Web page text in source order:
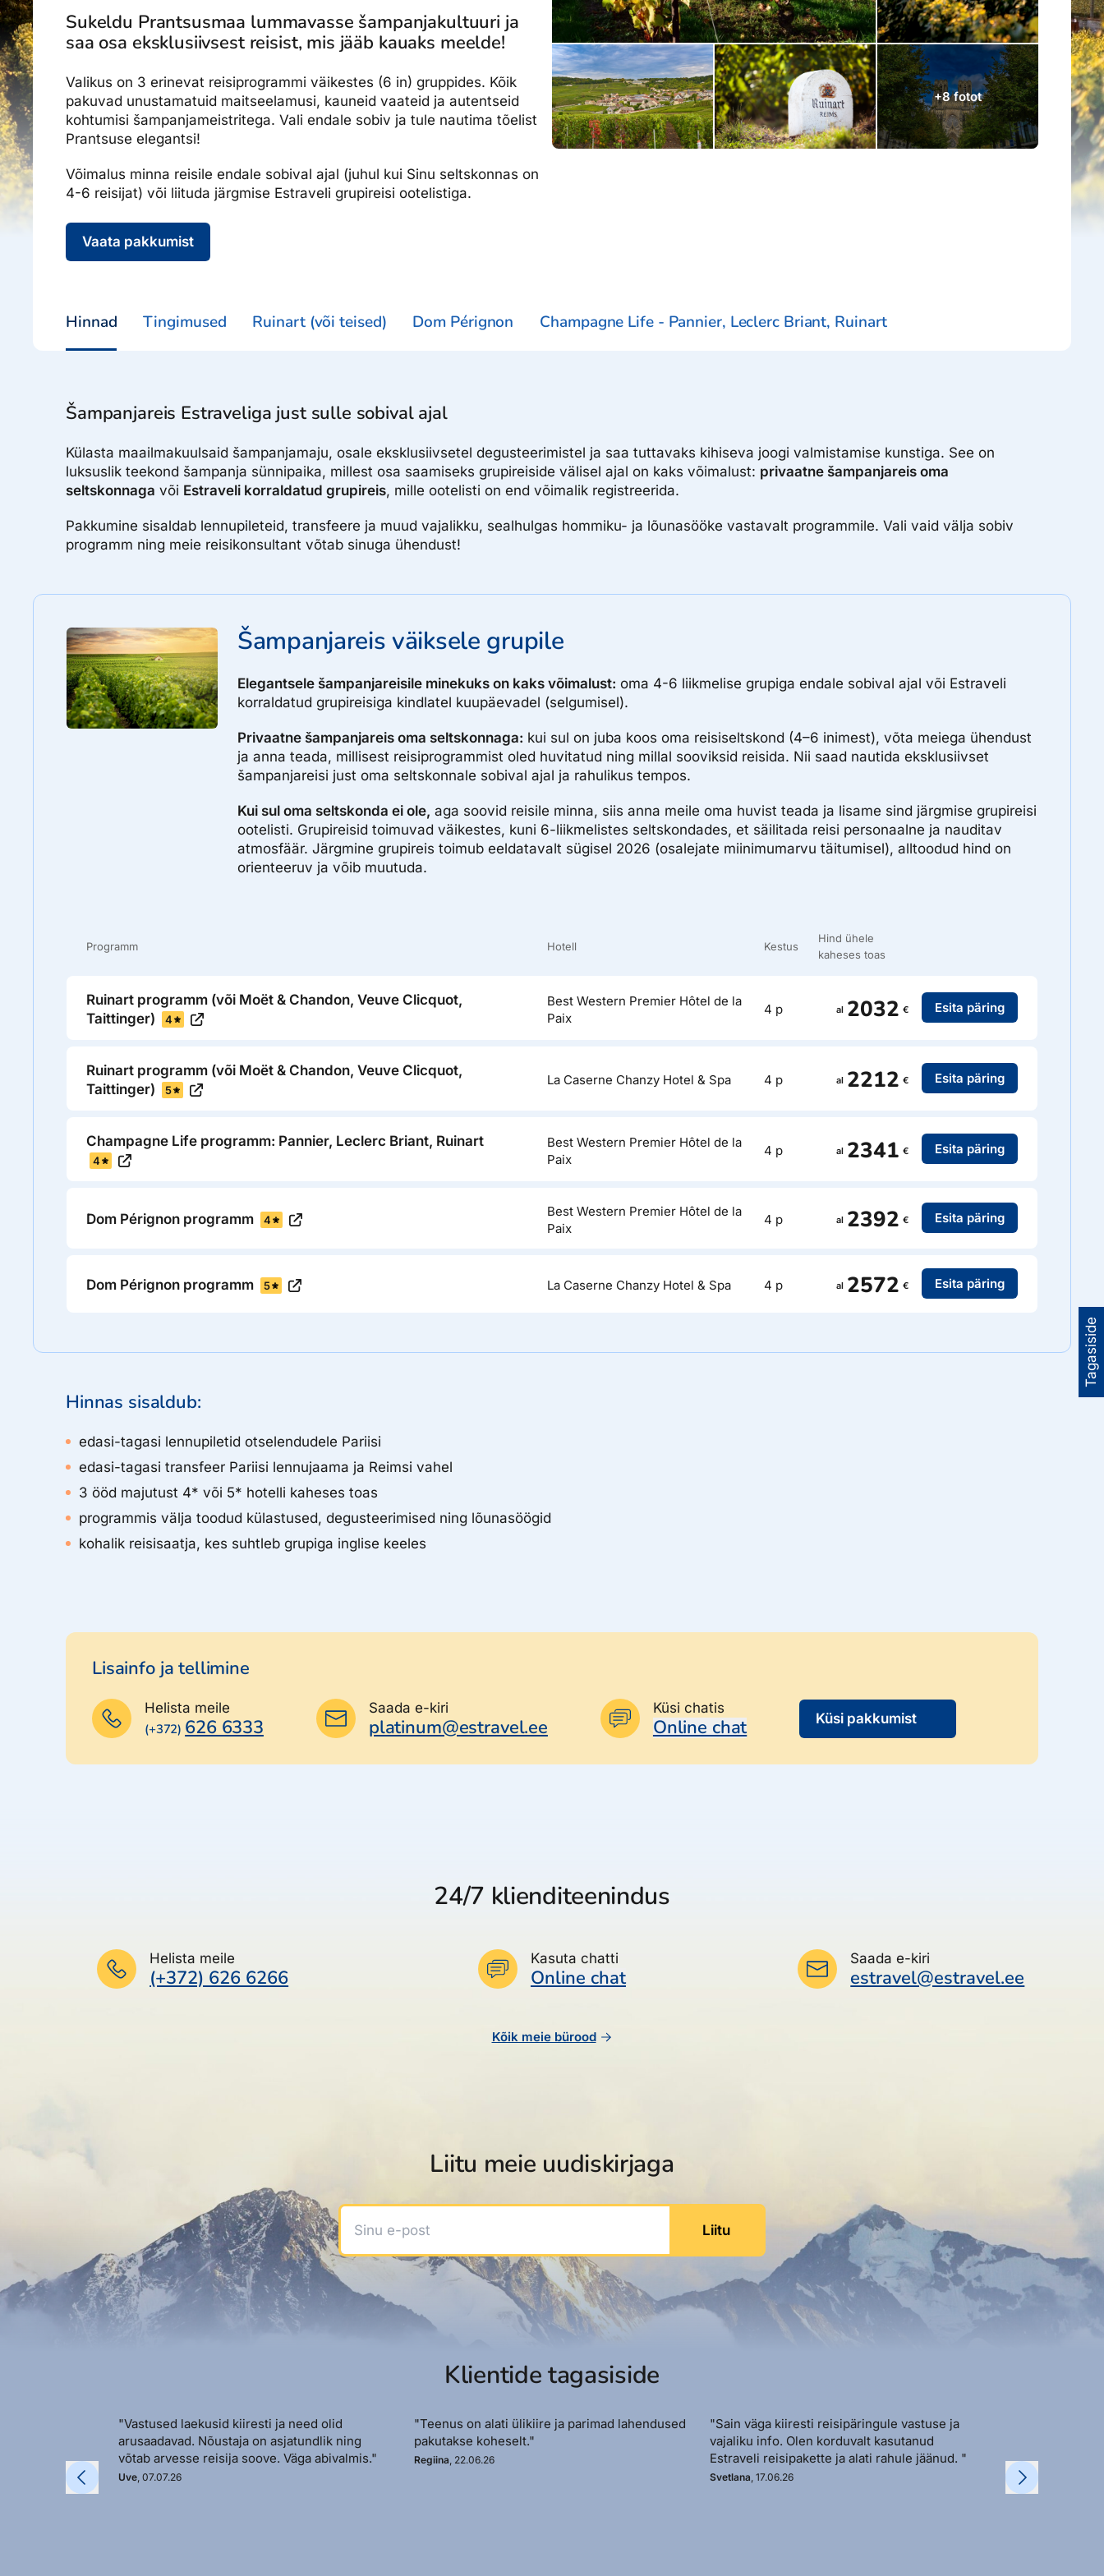
Airalo eSIM
Platinum Club
Boonuspunktid
Ettevõttest, kontaktid, reisikonsultandi teenus, tule tööle, uudised...
Kontaktid
Reisikonsultandi teenus
Tule tööle
Uudised
Tagasiside
Sukeldu Prantsusmaa lummavasse šampanjakultuuri ja
saa osa eksklusiivsest reisist, mis jääb kauaks meelde!
Valikus on 3 erinevat reisiprogrammi väikestes (6 in) gruppides. Kõik
pakuvad unustamatuid maitseelamusi, kauneid vaateid ja autentseid
kohtumisi šampanjameistritega. Vali endale sobiv ja tule nautima tõelist
Prantsuse elegantsi!
Võimalus minna reisile endale sobival ajal (juhul kui Sinu seltskonnas on
4-6 reisijat) või liituda järgmise Estraveli grupireisi ootelistiga.
Vaata pakkumist
+8 fotot
Hinnad Tingimused Ruinart (või teised) Dom Pérignon Champagne Life - Pannier, Leclerc Briant, Ruinart
Šampanjareis Estraveliga just sulle sobival ajal
Külasta maailmakuulsaid šampanjamaju, osale eksklusiivsetel degusteerimistel ja saa tuttavaks kihiseva joogi valmistamise kunstiga. See on
luksuslik teekond šampanja sünnipaika, millest osa saamiseks grupireiside välisel ajal on kaks võimalust: privaatne šampanjareis oma
seltskonnaga või Estraveli korraldatud grupireis, mille ootelisti on end võimalik registreerida.
Pakkumine sisaldab lennupileteid, transfeere ja muud vajalikku, sealhulgas hommiku- ja lõunasööke vastavalt programmile. Vali vaid välja sobiv
programm ning meie reisikonsultant võtab sinuga ühendust!
Šampanjareis väiksele grupile
Elegantsele šampanjareisile minekuks on kaks võimalust: oma 4-6 liikmelise grupiga endale sobival ajal või Estraveli
korraldatud grupireisiga kindlatel kuupäevadel (selgumisel).
Privaatne šampanjareis oma seltskonnaga: kui sul on juba koos oma reisiseltskond (4–6 inimest), võta meiega ühendust
ja anna teada, millisest reisiprogrammist oled huvitatud ning millal sooviksid reisida. Nii saad nautida eksklusiivset
šampanjareisi just oma seltskonnale sobival ajal ja rahulikus tempos.
Kui sul oma seltskonda ei ole, aga soovid reisile minna, siis anna meile oma huvist teada ja lisame sind järgmise grupireisi
ootelisti. Grupireisid toimuvad väikestes, kuni 6-liikmelistes seltskondades, et säilitada reisi personaalne ja nauditav
atmosfäär. Järgmine grupireis toimub eeldatavalt sügisel 2026 (osalejate miinimumarvu täitumisel), alltoodud hind on
orienteeruv ja võib muutuda.
Programm Hotell Kestus
Hind ühele
kaheses toas
Ruinart programm (või Moët & Chandon, Veuve Clicquot,
Taittinger)
4
Best Western Premier Hôtel de la
Paix
4 p al 2032 € Esita päring
Ruinart programm (või Moët & Chandon, Veuve Clicquot,
Taittinger)
5
La Caserne Chanzy Hotel & Spa 4 p al 2212 € Esita päring
Champagne Life programm: Pannier, Leclerc Briant, Ruinart
4
Best Western Premier Hôtel de la
Paix
4 p al 2341 € Esita päring
Dom Pérignon programm 4
Best Western Premier Hôtel de la
Paix
4 p al 2392 € Esita päring
Dom Pérignon programm 5 La Caserne Chanzy Hotel & Spa 4 p al 2572 € Esita päring
Hinnas sisaldub:
edasi-tagasi lennupiletid otselendudele Pariisi
edasi-tagasi transfeer Pariisi lennujaama ja Reimsi vahel
3 ööd majutust 4* või 5* hotelli kaheses toas
programmis välja toodud külastused, degusteerimised ning lõunasöögid
kohalik reisisaatja, kes suhtleb grupiga inglise keeles
Lisainfo ja tellimine
Helista meile
(+372) 626 6333
Saada e-kiri
platinum@estravel.ee
Küsi chatis
Online chat Küsi pakkumist
24/7 klienditeenindus
Helista meile
(+372) 626 6266
Kasuta chatti
Online chat
Saada e-kiri
estravel@estravel.ee
Kõik meie bürood
Liitu meie uudiskirjaga
Sinu e-post
Liitu
Klientide tagasiside
"Vastused laekusid kiiresti ja need olid
arusaadavad. Nõustaja on asjatundlik ning
võtab arvesse reisija soove. Väga abivalmis."
Uve, 07.07.26
"Teenus on alati ülikiire ja parimad lahendused
pakutakse koheselt."
Regiina, 22.06.26
"Sain väga kiiresti reisipäringule vastuse ja
vajaliku info. Olen korduvalt kasutanud
Estraveli reisipakette ja alati rahule jäänud. "
Svetlana, 17.06.26
soovi korral. "
Kadi, 11.06.26